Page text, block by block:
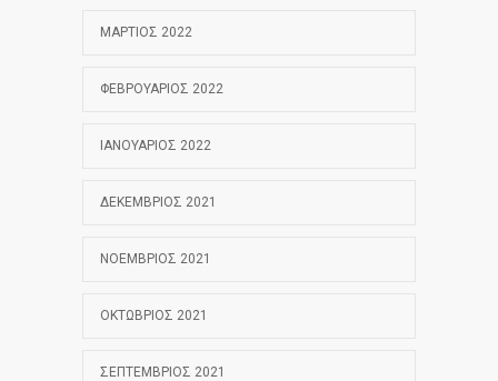
ΜΆΡΤΙΟΣ 2022
ΦΕΒΡΟΥΆΡΙΟΣ 2022
ΙΑΝΟΥΆΡΙΟΣ 2022
ΔΕΚΈΜΒΡΙΟΣ 2021
ΝΟΈΜΒΡΙΟΣ 2021
ΟΚΤΏΒΡΙΟΣ 2021
ΣΕΠΤΈΜΒΡΙΟΣ 2021